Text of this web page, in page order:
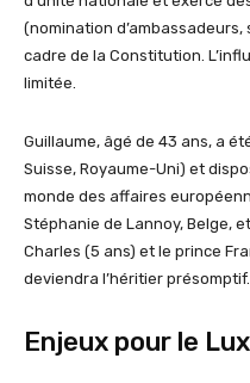
(nomination
cadre de la Constitution.
limitée.
Guillaume, âgé de 43 ans, a
Suisse, Royaume-Uni) et
monde des affaires
Stéphanie de Lannoy, Belge,
Charles (5 ans) et le prince
deviendra l’héritier présomptif.
Enjeux pour le